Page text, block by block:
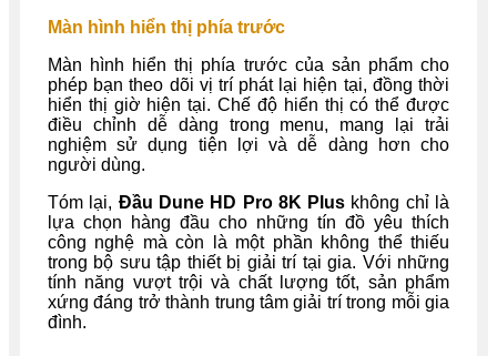
Màn hình hiển thị phía trước
Màn hình hiển thị phía trước của sản phẩm cho
phép bạn theo dõi vị trí phát lại hiện tại, đồng thời
hiển thị giờ hiện tại. Chế độ hiển thị có thể được
điều chỉnh dễ dàng trong menu, mang lại trải
nghiệm sử dụng tiện lợi và dễ dàng hơn cho
người dùng.
Tóm lại, Đầu Dune HD Pro 8K Plus không chỉ là
lựa chọn hàng đầu cho những tín đồ yêu thích
công nghệ mà còn là một phần không thể thiếu
trong bộ sưu tập thiết bị giải trí tại gia. Với những
tính năng vượt trội và chất lượng tốt, sản phẩm
xứng đáng trở thành trung tâm giải trí trong mỗi gia
đình.